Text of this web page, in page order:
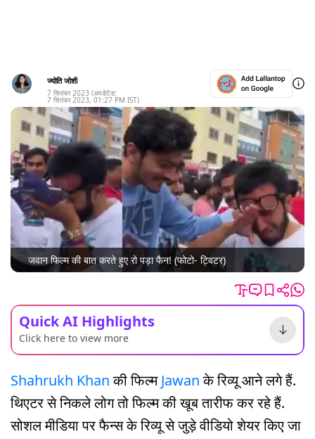
ज्योति जोशी
7 सितंबर 2023 (अपडेटेड:
7 सितंबर 2023, 01:27 PM IST)
जवान फिल्म की बात करते हुए रो पड़ा फैन! (फोटो- ट्विटर)
Quick AI Highlights
Click here to view more
Shahrukh Khanकी फिल्मJawanके रिव्यू आने लगे हैं.
थिएटर से निकले लोग तो फिल्म की खूब तारीफ कर रहे हैं.
सोशल मीडिया पर फैन्स के रिव्यू से जुड़े वीडियो शेयर किए जा